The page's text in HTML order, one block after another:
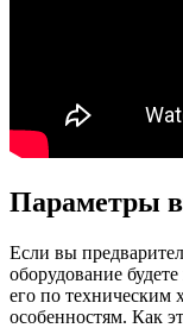
Параметры
Если вы
оборудование
его по техническим
особенностям. Как